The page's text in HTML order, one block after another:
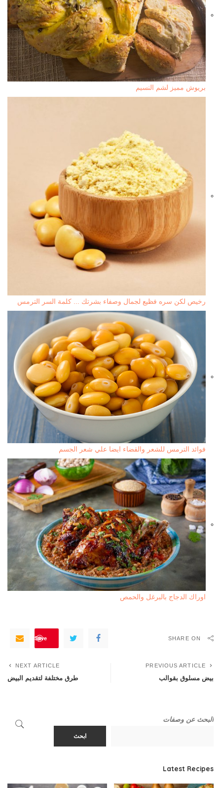
بريوش مميز لشم النسيم
رخيص لكن سره فظيع لجمال وصفاء بشرتك ... كلمة السر الترمس
فوائد الترمس للشعر والقضاء ايضا علي شعر الجسم
اوراك الدجاج بالبرغل والحمص
SHARE ON
Save
PREVIOUS ARTICLE
بيض مسلوق بقوالب
NEXT ARTICLE
طرق مختلفة لتقديم البيض
البحث عن وصفات
ابحث
Latest Recipes